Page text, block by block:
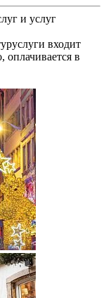
и услуг
входит
оплачивается в